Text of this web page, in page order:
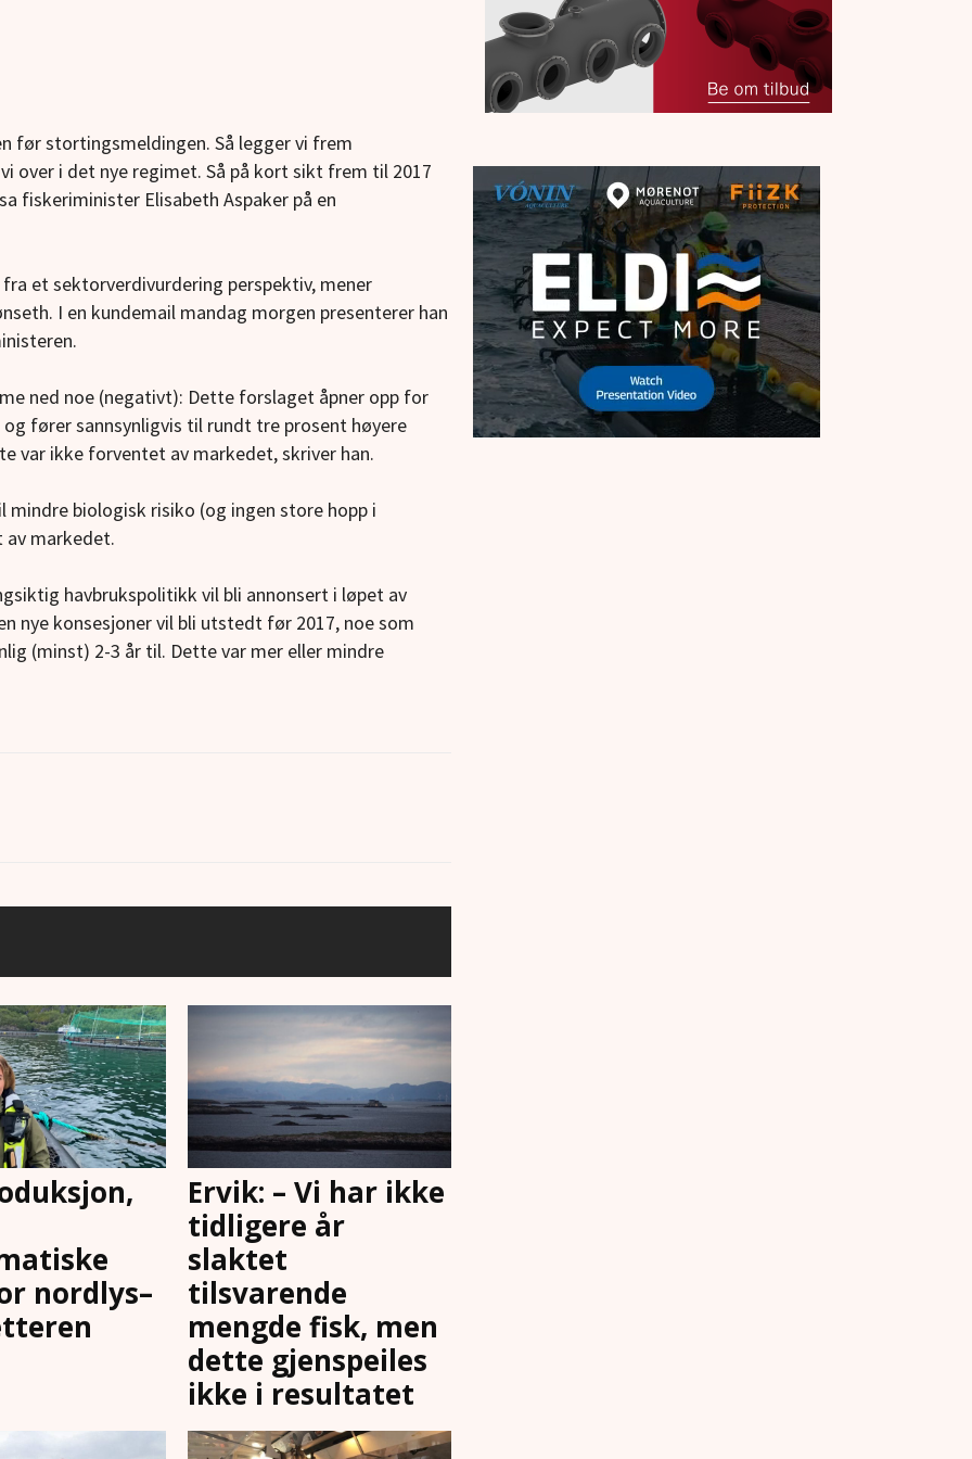
før stortingsmeldingen. Så legger vi frem
over i det nye regimet. Så på kort sikt frem til 2017
fiskeriminister Elisabeth Aspaker på en
et sektorverdivurdering perspektiv, mener
I en kundemail mandag morgen presenterer han
ned noe (negativt): Dette forslaget åpner opp for
fører sannsynligvis til rundt tre prosent høyere
var ikke forventet av markedet, skriver han.
biologisk risiko (og ingen store hopp i
av markedet.
havbrukspolitikk vil bli annonsert i løpet av
nye konsesjoner vil bli utstedt før 2017, noe som
(minst) 2-3 år til. Dette var mer eller mindre
nordlys–
Ervik: – Vi har ikke
tidligere år
slaktet
tilsvarende
mengde fisk, men
dette gjenspeiles
ikke i resultatet